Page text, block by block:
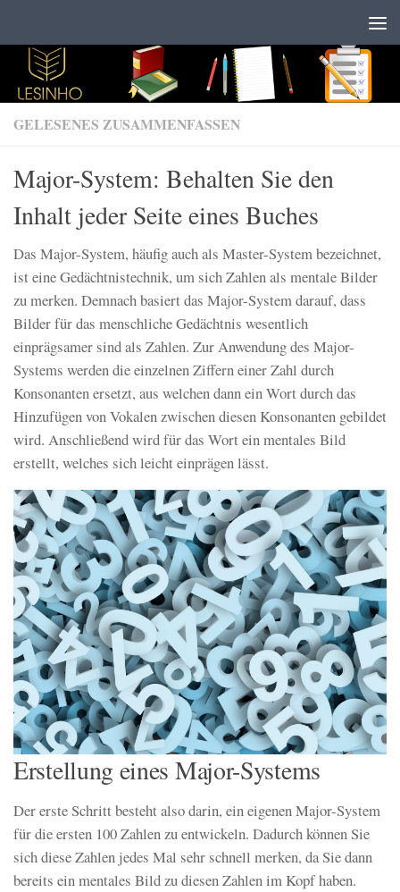
GELESENES ZUSAMMENFASSEN
Major-System: Behalten Sie den
Inhalt jeder Seite eines Buches
Das Major-System, häufig auch als Master-System bezeichnet,
ist eine Gedächtnistechnik, um sich Zahlen als mentale Bilder
zu merken. Demnach basiert das Major-System darauf, dass
Bilder für das menschliche Gedächtnis wesentlich
einprägsamer sind als Zahlen. Zur Anwendung des Major-
Systems werden die einzelnen Ziffern einer Zahl durch
Konsonanten ersetzt, aus welchen dann ein Wort durch das
Hinzufügen von Vokalen zwischen diesen Konsonanten gebildet
wird. Anschließend wird für das Wort ein mentales Bild
erstellt, welches sich leicht einprägen lässt.
Erstellung eines Major-Systems
Der erste Schritt besteht also darin, ein eigenen Major-System
für die ersten 100 Zahlen zu entwickeln. Dadurch können Sie
sich diese Zahlen jedes Mal sehr schnell merken, da Sie dann
bereits ein mentales Bild zu diesen Zahlen im Kopf haben.